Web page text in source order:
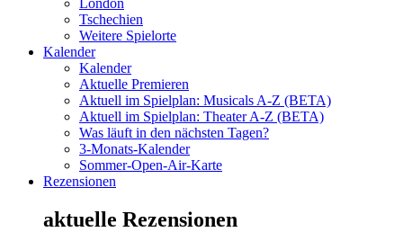
London
Tschechien
Weitere Spielorte
Kalender
Kalender
Aktuelle Premieren
Aktuell im Spielplan: Musicals A-Z (BETA)
Aktuell im Spielplan: Theater A-Z (BETA)
Was läuft in den nächsten Tagen?
3-Monats-Kalender
Sommer-Open-Air-Karte
Rezensionen
aktuelle Rezensionen